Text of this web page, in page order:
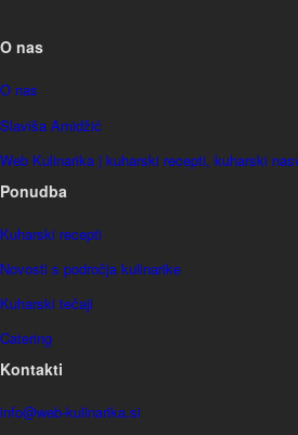
O nas
O nas
Slaviša Amidžić
Web Kulinarika | kuharski recepti, kuharski
Ponudba
Kuharski recepti
Novosti s področja kulinarike
Kuharski tečaji
Catering
Kontakti
info@web-kulinarika.si